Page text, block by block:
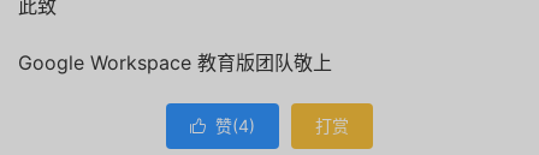
此致
Google Workspace 教育版团队敬上
 赞(4) 打赏